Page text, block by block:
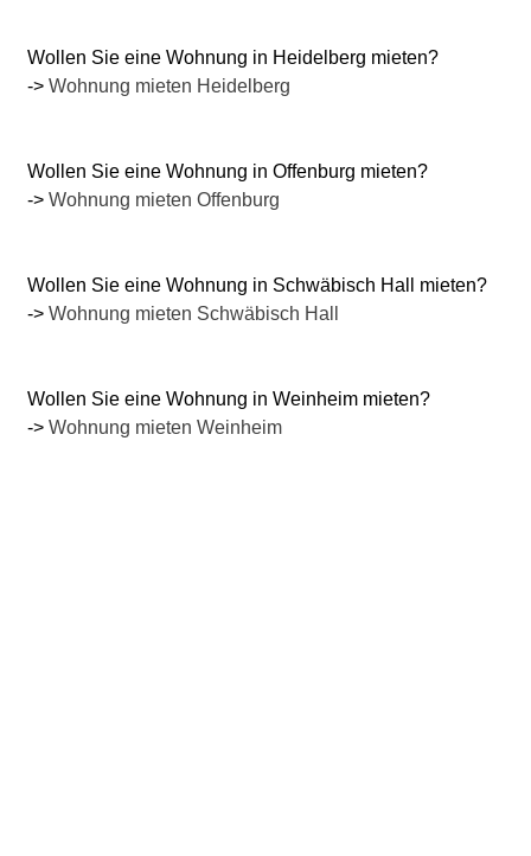
Wollen Sie eine Wohnung in Heidelberg mieten?
-> Wohnung mieten Heidelberg
Wollen Sie eine Wohnung in Offenburg mieten?
-> Wohnung mieten Offenburg
Wollen Sie eine Wohnung in Schwäbisch Hall mieten?
-> Wohnung mieten Schwäbisch Hall
Wollen Sie eine Wohnung in Weinheim mieten?
-> Wohnung mieten Weinheim